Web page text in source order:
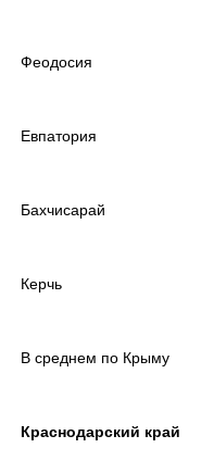
Феодосия
Евпатория
Бахчисарай
Керчь
В среднем по Крыму
Краснодарский край